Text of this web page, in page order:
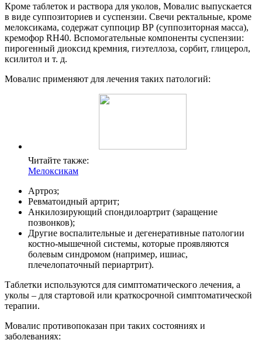
Кроме таблеток и раствора для уколов, Мовалис выпускается
в виде суппозиториев и суспензии. Свечи ректальные, кроме
мелоксикама, содержат суппоцир ВР (суппозиторная масса),
кремофор RH40. Вспомогательные компоненты суспензии:
пирогенный диоксид кремния, гиэтеллоза, сорбит, глицерол,
ксилитол и т. д.
Мовалис применяют для лечения таких патологий:
Читайте также:
Мелоксикам
Артроз;
Ревматоидный артрит;
Анкилозирующий спондилоартрит (заращение
позвонков);
Другие воспалительные и дегенеративные патологии
костно-мышечной системы, которые проявляются
болевым синдромом (например, ишиас,
плечелопаточный периартрит).
Таблетки используются для симптоматического лечения, а
уколы – для стартовой или краткосрочной симптоматической
терапии.
Мовалис противопоказан при таких состояниях и
заболеваниях: